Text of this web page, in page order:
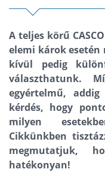
A teljes körű
elemi károk esetén
kívül pedig
választhatunk.
egyértelmű,
kérdés, hogy
milyen
Cikkünkben
megmutatjuk,
hatékonyan!